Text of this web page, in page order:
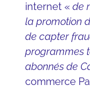
internet « de
la promotion
de capter
programmes
abonnés de
commerce